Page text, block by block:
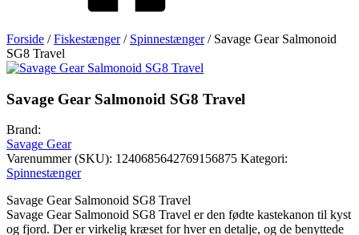
Forside /Fiskestænger/ Spinnestænger/ Savage Gear Salmonoid
SG8 Travel
Savage Gear Salmonoid SG8 Travel
Brand:
Savage Gear
Varenummer (SKU): 1240685642769156875 Kategori:
Spinnestænger
Savage Gear Salmonoid SG8 Travel
Savage Gear Salmonoid SG8 Travel er den fødte kastekanon til kyst
og fjord. Der er virkelig kræset for hver en detalje, og de benyttede